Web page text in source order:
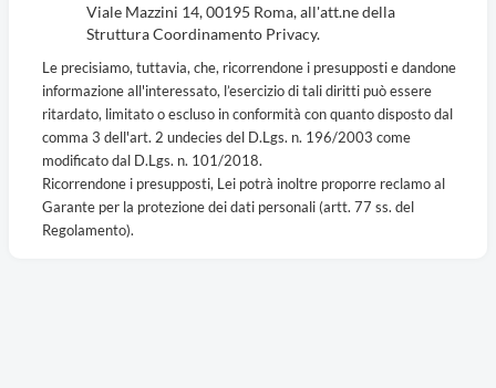
Viale Mazzini 14, 00195 Roma, all'att.ne della
Struttura Coordinamento Privacy.
Le precisiamo, tuttavia, che, ricorrendone i presupposti e dandone
informazione all'interessato, l’esercizio di tali diritti può essere
ritardato, limitato o escluso in conformità con quanto disposto dal
comma 3 dell'art. 2 undecies del D.Lgs. n. 196/2003 come
modificato dal D.Lgs. n. 101/2018.
Ricorrendone i presupposti, Lei potrà inoltre proporre reclamo al
Garante per la protezione dei dati personali (artt. 77 ss. del
Regolamento).